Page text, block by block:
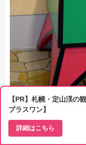
【PR】札幌・定山渓の
プラスワン】
詳細はこちら